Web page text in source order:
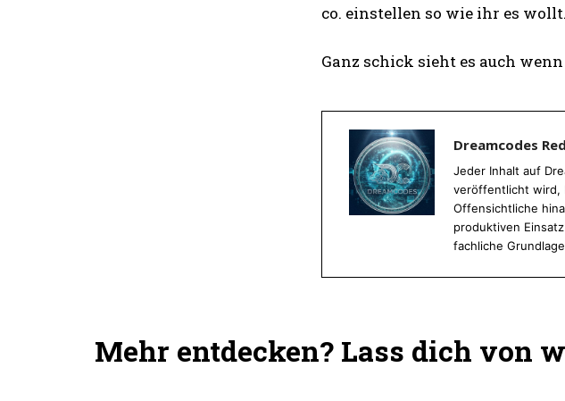
co. einstellen so wie ihr es wollt.
Ganz schick sieht es auch
Dreamcodes
Jeder Inhalt auf
veröffentlicht wird,
Offensichtliche
produktiven
fachliche
Mehr entdecken? Lass dich von